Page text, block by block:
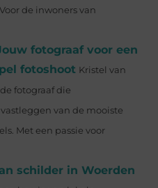
de inwoners van
fotograaf voor een
fotoshoot Kristel van
fotograaf die
van de mooiste
Met een passie voor
schilder in Woerden